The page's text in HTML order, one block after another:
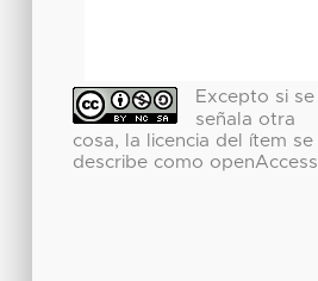
Excepto si se
señala otra
cosa, la licencia del ítem se
describe como openAccess